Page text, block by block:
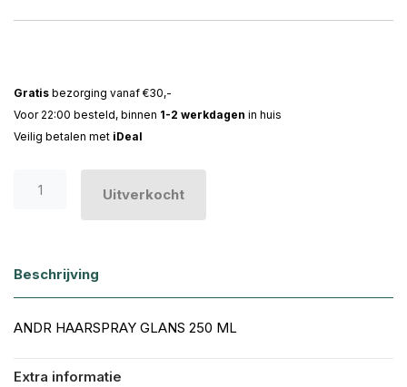
Gratis bezorging vanaf €30,-
Voor 22:00 besteld, binnen 1-2 werkdagen in huis
Veilig betalen met iDeal
Uitverkocht
Beschrijving
ANDR HAARSPRAY GLANS 250 ML
Extra informatie